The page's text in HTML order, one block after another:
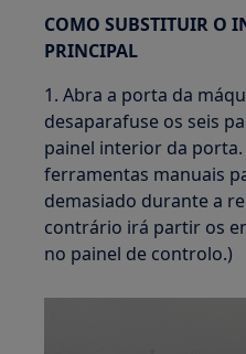
COMO SUBSTITUIR O
PRINCIPAL
1. Abra a porta da
desaparafuse os seis
painel interior da porta.
ferramentas manuais
demasiado durante a
contrário irá partir os
no painel de controlo.)